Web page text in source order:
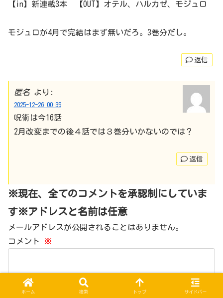
【in】新連載3本 【OUT】オテル、ハルカゼ、モジュロ
モジュロが4月で完結はまず無いだろ。3巻分だし。
返信
匿名 より:
2025-12-26 00:35
呪術は今16話
2月改変までの後４話では３巻分いかないのでは？
返信
※現在、全てのコメントを承認制にしていま
す※アドレスと名前は任意
メールアドレスが公開されることはありません。
コメント
※
ホーム 検索 トップ サイドバー